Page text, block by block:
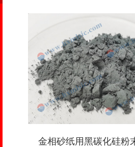
金相砂纸用黑碳化硅粉